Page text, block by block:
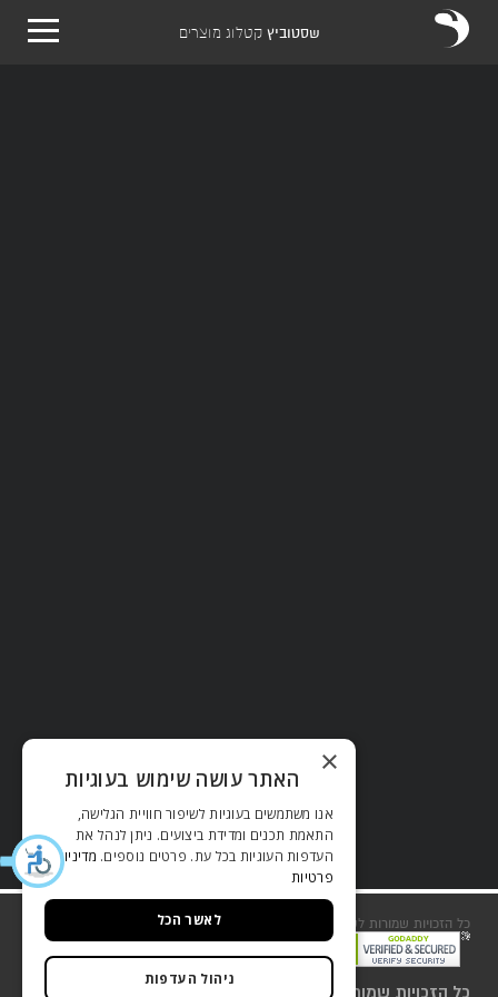
שסטוביץקטלוג מוצרים
כל הזכויות שמורות לשסטוביץ 2018
× האתר עושה שימוש בעוגיות
אנו משתמשים בעוגיות לשיפור חוויית הגלישה,
התאמת תכנים ומדידת ביצועים. ניתן לנהל את
העדפות העוגיות בכל עת. פרטים נוספים. מדיניות
פרטיות
לאשר הכל
ניהול העדפות